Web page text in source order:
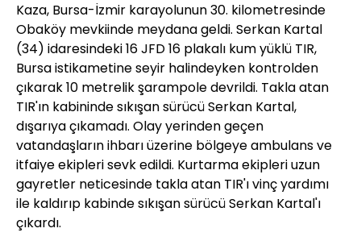
Kaza, Bursa-İzmir karayolunun 30. kilometresinde
Obaköy mevkiinde meydana geldi. Serkan Kartal
(34) idaresindeki 16 JFD 16 plakalı kum yüklü TIR,
Bursa istikametine seyir halindeyken kontrolden
çıkarak 10 metrelik şarampole devrildi. Takla atan
TIR'ın kabininde sıkışan sürücü Serkan Kartal,
dışarıya çıkamadı. Olay yerinden geçen
vatandaşların ihbarı üzerine bölgeye ambulans ve
itfaiye ekipleri sevk edildi. Kurtarma ekipleri uzun
gayretler neticesinde takla atan TIR'ı vinç yardımı
ile kaldırıp kabinde sıkışan sürücü Serkan Kartal'ı
çıkardı.